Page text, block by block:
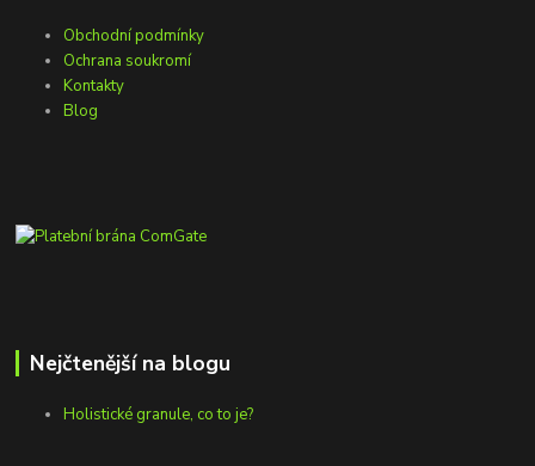
Obchodní podmínky
Ochrana soukromí
Kontakty
Blog
Nejčtenější na blogu
Holistické granule, co to je?